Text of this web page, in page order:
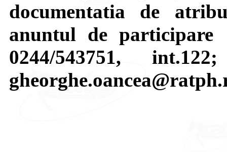
documentatia de
anuntul de participare
0244/543751,